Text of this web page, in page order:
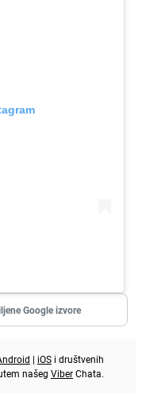
Google izvore
| iOS i društvenih
našeg ViberChata.